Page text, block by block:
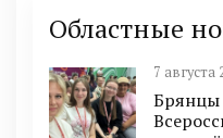
Областные
7 августа
Брянцы